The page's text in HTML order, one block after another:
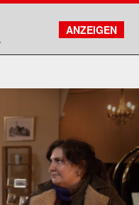
FILMSUCHE
KONTO
ANZEIGEN